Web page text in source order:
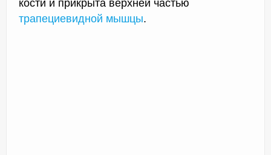
кости и прикрыта верхней частью
трапециевидной мышцы.